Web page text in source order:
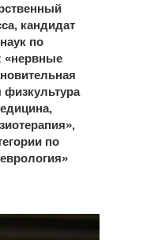
кандидат
по
«нервные
физкультура
по